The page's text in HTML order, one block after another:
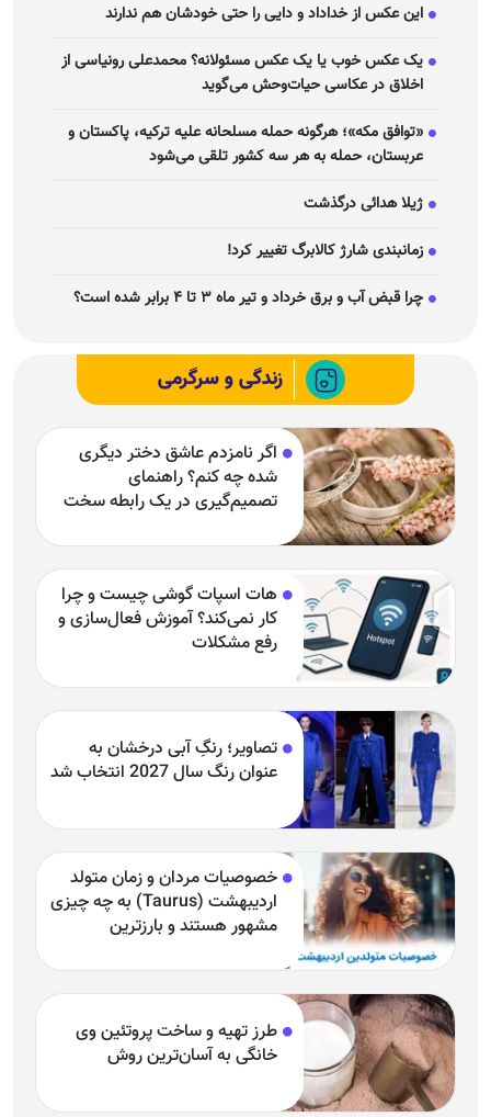
این عکس از خداداد و دایی را حتی خودشان هم ندارند
یک عکس خوب یا یک عکس مسئولانه؟ محمدعلی رونیاسی از
اخلاق در عکاسی حیات‌وحش می‌گوید
«توافق مکه»؛ هرگونه حمله مسلحانه علیه ترکیه، پاکستان و
عربستان، حمله به هر سه کشور تلقی می‌شود
ژیلا هدائی درگذشت
زمانبندی شارژ کالابرگ تغییر کرد!
چرا قبض آب و برق خرداد و تیر ماه ۳ تا ۴ برابر شده است؟
زندگی و سرگرمی
اگر نامزدم عاشق دختر دیگری
شده چه کنم؟ راهنمای
تصمیم‌گیری در یک رابطه سخت
هات اسپات گوشی چیست و چرا
کار نمی‌کند؟ آموزش فعال‌سازی و
رفع مشکلات
تصاویر؛ رنگِ آبی درخشان به
عنوان رنگ سال 2027 انتخاب شد
خصوصیات مردان و زمان متولد
اردیبهشت (Taurus) به چه چیزی
مشهور هستند و بارزترین
طرز تهیه و ساخت پروتئین وی
خانگی به آسان‌ترین روش